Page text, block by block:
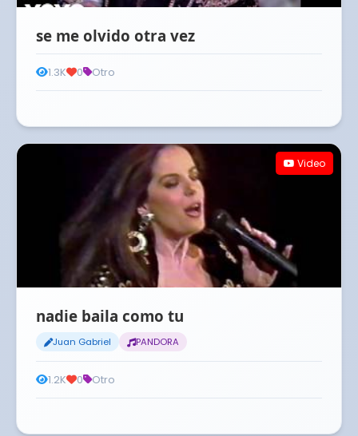
se me olvido otra vez
1.3K 0 Otro
Video
nadie baila como tu
Juan Gabriel PANDORA
1.2K 0 Otro